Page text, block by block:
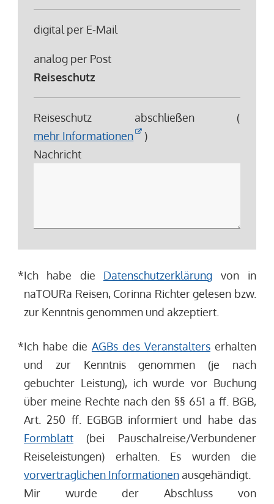
digital per E-Mail
analog per Post
Reiseschutz
Reiseschutz abschließen (
mehr Informationen
)
Nachricht
*Ich habe die Datenschutzerklärungvon in
naTOURa Reisen, Corinna Richter gelesen bzw.
zur Kenntnis genommen und akzeptiert.
*Ich habe die AGBs des Veranstalterserhalten
und zur Kenntnis genommen (je nach
gebuchter Leistung), ich wurde vor Buchung
über meine Rechte nach den §§ 651 a ff. BGB,
Art. 250 ff. EGBGB informiert und habe das
Formblatt(bei Pauschalreise/Verbundener
Reiseleistungen) erhalten. Es wurden die
vorvertraglichen Informationenausgehändigt.
Mir wurde der Abschluss von